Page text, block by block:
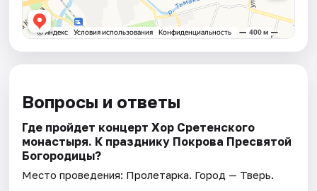
Вопросы и ответы
Где пройдет концерт Хор Сретенского
монастыря. К празднику Покрова Пресвятой
Богородицы?
Место проведения: Пролетарка. Город — Тверь.